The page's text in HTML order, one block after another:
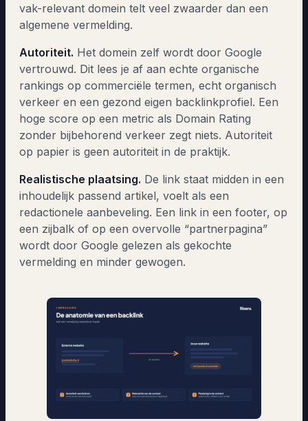
vak-relevant domein telt veel zwaarder dan een
algemene vermelding.
Autoriteit. Het domein zelf wordt door Google
vertrouwd. Dit lees je af aan echte organische
rankings op commerciële termen, echt organisch
verkeer en een gezond eigen backlinkprofiel. Een
hoge score op een metric als Domain Rating
zonder bijbehorend verkeer zegt niets. Autoriteit
op papier is geen autoriteit in de praktijk.
Realistische plaatsing. De link staat midden in een
inhoudelijk passend artikel, voelt als een
redactionele aanbeveling. Een link in een footer, op
een zijbalk of op een overvolle “partnerpagina”
wordt door Google gelezen als gekochte
vermelding en minder gewogen.